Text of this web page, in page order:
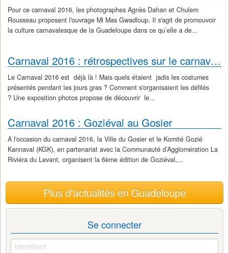
Pour ce carnaval 2016, les photographes Agnès Dahan et Chulem
Rousseau proposent l'ouvrage Mi Mas Gwadloup. Il s'agit de promouvoir
la culture carnavalesque de la Guadeloupe dans ce qu’elle a de...
Carnaval 2016 : rétrospectives sur le carnaval depuis 1920
Le Carnaval 2016 est déjà là ! Mais quels étaient jadis les costumes
présentés pendant les jours gras ? Comment s'organisaient les défilés
? Une exposition photos propose de découvrir le...
Carnaval 2016 : Goziéval au Gosier
A l'occasion du carnaval 2016, la Ville du Gosier et le Komité Gozié
Kannaval (KGK), en partenariat avec la Communauté d’Agglomération La
Riviéra du Levant, organisent la 6ème édition de Goziéval,...
Plus d'actualités en Guadeloupe
Se connecter